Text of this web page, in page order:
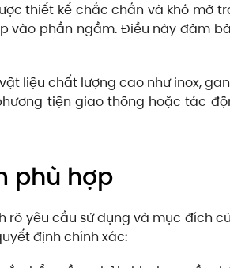
thiết kế chắc chắn và khó mở
vào phần ngầm. Điều này đảm
liệu chất lượng cao như inox,
tiện giao thông hoặc tác
phù hợp
yêu cầu sử dụng và mục đích
định chính xác: